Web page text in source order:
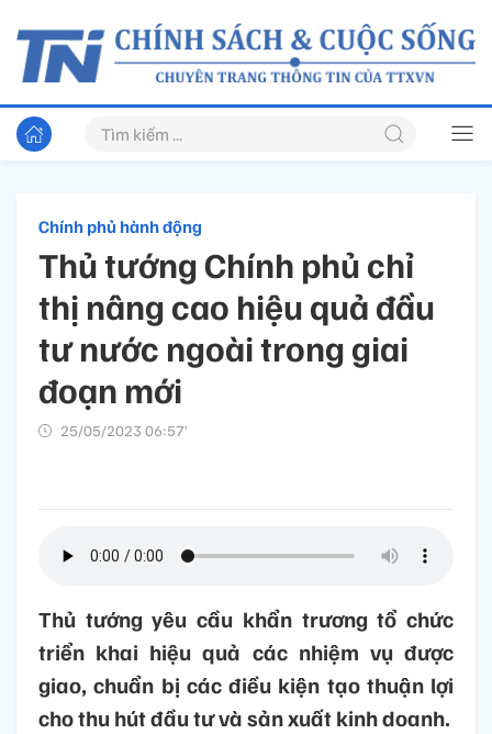
Chính phủ hành động
Thủ tướng Chính phủ chỉ
thị nâng cao hiệu quả đầu
tư nước ngoài trong giai
đoạn mới
25/05/2023 06:57’
Thủ tướng yêu cầu khẩn trương tổ chức
triển khai hiệu quả các nhiệm vụ được
giao, chuẩn bị các điều kiện tạo thuận lợi
cho thu hút đầu tư và sản xuất kinh doanh.